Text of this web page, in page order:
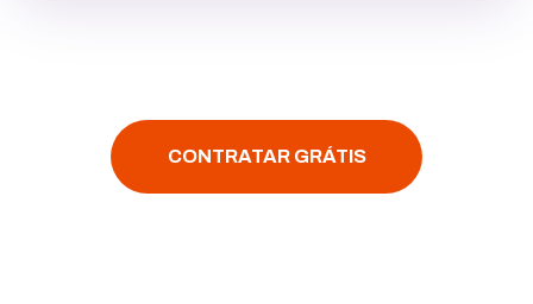
CONTRATAR GRÁTIS